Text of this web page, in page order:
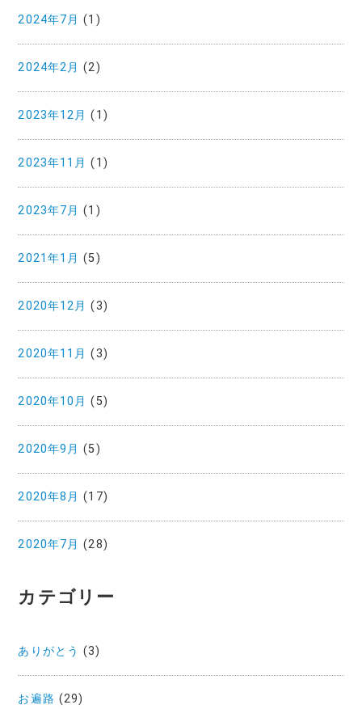
2024年7月 (1)
2024年2月 (2)
2023年12月 (1)
2023年11月 (1)
2023年7月 (1)
2021年1月 (5)
2020年12月 (3)
2020年11月 (3)
2020年10月 (5)
2020年9月 (5)
2020年8月 (17)
2020年7月 (28)
カテゴリー
ありがとう (3)
お遍路 (29)